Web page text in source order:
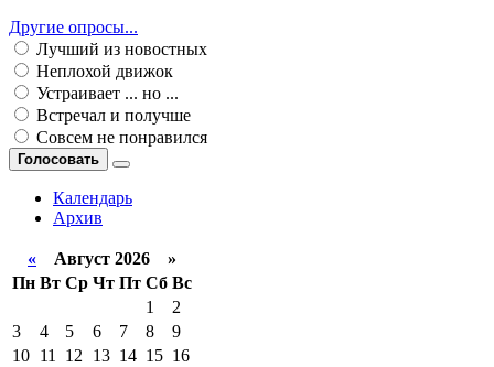
Другие опросы...
Лучший из новостных
Неплохой движок
Устраивает ... но ...
Встречал и получше
Совсем не понравился
Голосовать
Календарь
Архив
« Август 2026 »
Пн Вт Ср Чт Пт Сб Вс
1
2
3
4 5 6 7 8
9
10 11 12 13 14 15 16